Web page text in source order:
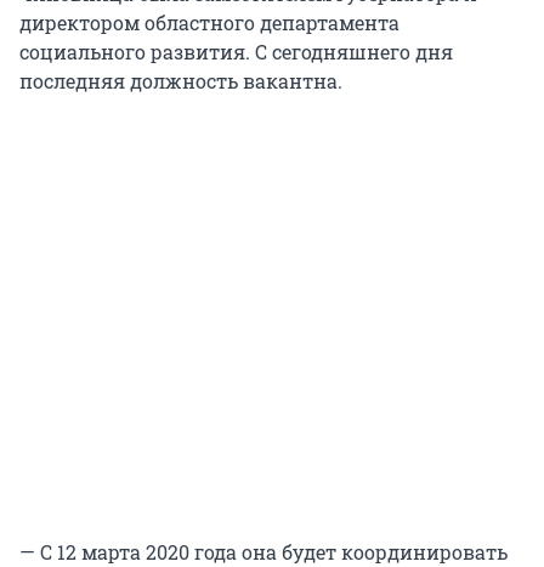
директором областного департамента
социального развития. С сегодняшнего дня
последняя должность вакантна.
— С 12 марта 2020 года она будет координировать